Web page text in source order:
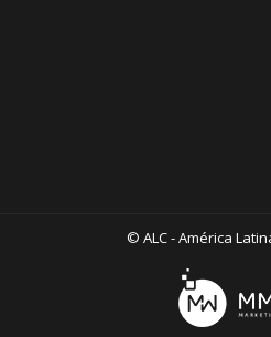
© ALC - América